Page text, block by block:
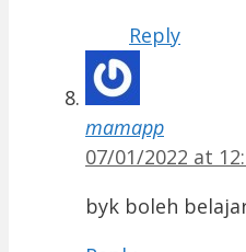
Reply
mamapp
07/01/2022 at
byk boleh